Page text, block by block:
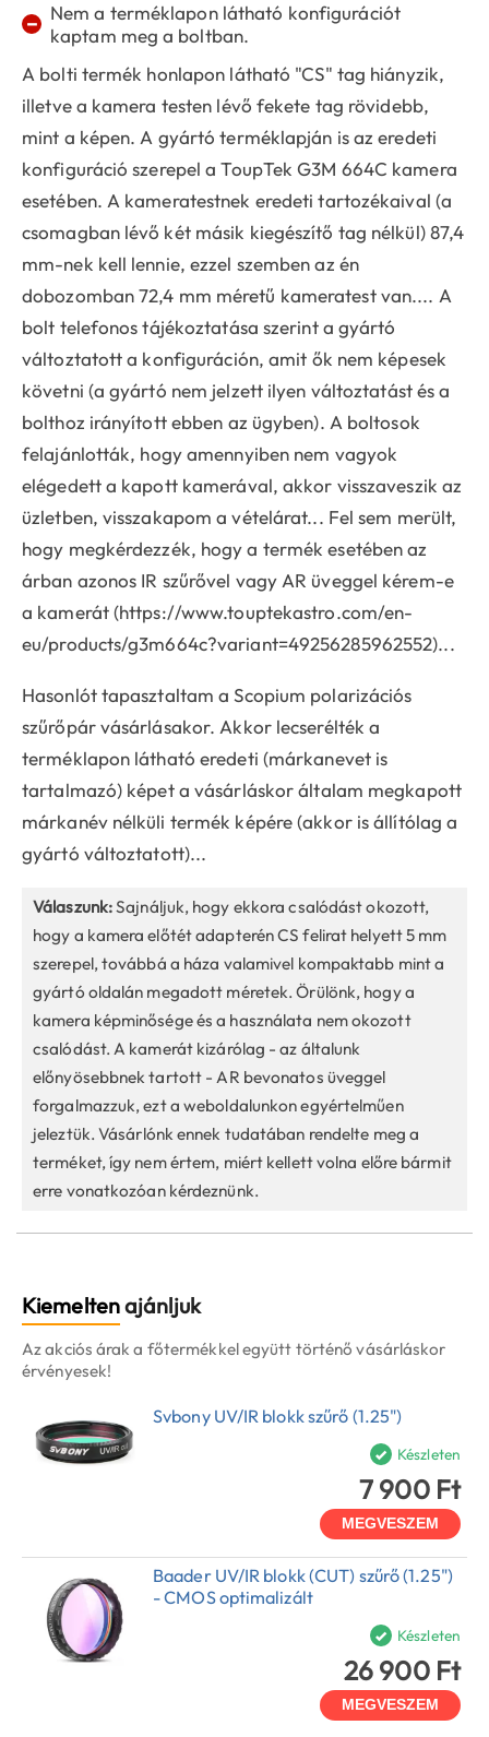
−
Nem a terméklapon látható konfigurációt
kaptam meg a boltban.
A bolti termék honlapon látható "CS" tag hiányzik,
illetve a kamera testen lévő fekete tag rövidebb,
mint a képen. A gyártó terméklapján is az eredeti
konfiguráció szerepel a ToupTek G3M 664C kamera
esetében. A kameratestnek eredeti tartozékaival (a
csomagban lévő két másik kiegészítő tag nélkül) 87,4
mm-nek kell lennie, ezzel szemben az én
dobozomban 72,4 mm méretű kameratest van.... A
bolt telefonos tájékoztatása szerint a gyártó
változtatott a konfiguráción, amit ők nem képesek
követni (a gyártó nem jelzett ilyen változtatást és a
bolthoz irányított ebben az ügyben). A boltosok
felajánlották, hogy amennyiben nem vagyok
elégedett a kapott kamerával, akkor visszaveszik az
üzletben, visszakapom a vételárat... Fel sem merült,
hogy megkérdezzék, hogy a termék esetében az
árban azonos IR szűrővel vagy AR üveggel kérem-e
a kamerát (https://www.touptekastro.com/en-
eu/products/g3m664c?variant=49256285962552)...
Hasonlót tapasztaltam a Scopium polarizációs
szűrőpár vásárlásakor. Akkor lecserélték a
terméklapon látható eredeti (márkanevet is
tartalmazó) képet a vásárláskor általam megkapott
márkanév nélküli termék képére (akkor is állítólag a
gyártó változtatott)...
Válaszunk:Sajnáljuk, hogy ekkora csalódást okozott,
hogy a kamera előtét adapterén CS felirat helyett 5 mm
szerepel, továbbá a háza valamivel kompaktabb mint a
gyártó oldalán megadott méretek. Örülönk, hogy a
kamera képminősége és a használata nem okozott
csalódást. A kamerát kizárólag - az általunk
előnyösebbnek tartott - AR bevonatos üveggel
forgalmazzuk, ezt a weboldalunkon egyértelműen
jeleztük. Vásárlónk ennek tudatában rendelte meg a
terméket, így nem értem, miért kellett volna előre bármit
erre vonatkozóan kérdeznünk.
Kiemeltenajánljuk
Az akciós árak a főtermékkel együtt történő vásárláskor
érvényesek!
Svbony UV/IR blokk szűrő (1.25")
Készleten
7 900 Ft
MEGVESZEM
Baader UV/IR blokk (CUT) szűrő (1.25")
- CMOS optimalizált
Készleten
26 900 Ft
MEGVESZEM